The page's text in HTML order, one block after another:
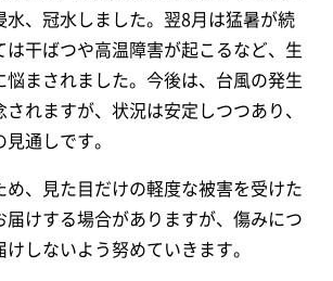
水、冠水しました。翌8月は猛暑が続
は干ばつや高温障害が起こるなど、生
悩まされました。今後は、台風の発生
されますが、状況は安定しつつあり、
通しです。
め、見た目だけの軽度な被害を受けた
届けする場合がありますが、傷みにつ
しないよう努めていきます。